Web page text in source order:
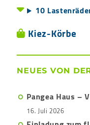
10
Kiez-Körbe
NEUES VON
Pangea Haus –
16. Juli 2026